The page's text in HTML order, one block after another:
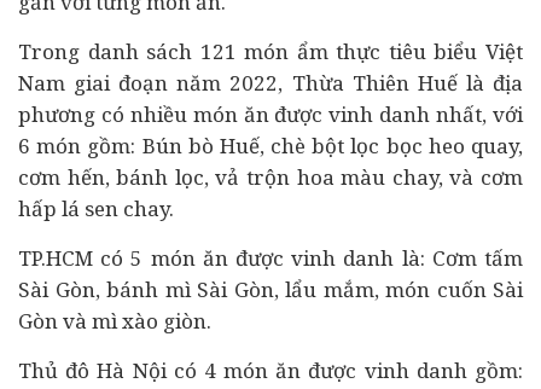
Trong danh sách 121 món ẩm thực tiêu biểu Việt
Nam giai đoạn năm 2022, Thừa Thiên Huế là địa
phương có nhiều món ăn được vinh danh nhất, với
6 món gồm: Bún bò Huế, chè bột lọc bọc heo quay,
cơm hến, bánh lọc, vả trộn hoa màu chay, và cơm
hấp lá sen chay.
TP.HCM có 5 món ăn được vinh danh là: Cơm tấm
Sài Gòn, bánh mì Sài Gòn, lẩu mắm, món cuốn Sài
Gòn và mì xào giòn.
Thủ đô Hà Nội có 4 món ăn được vinh danh gồm: